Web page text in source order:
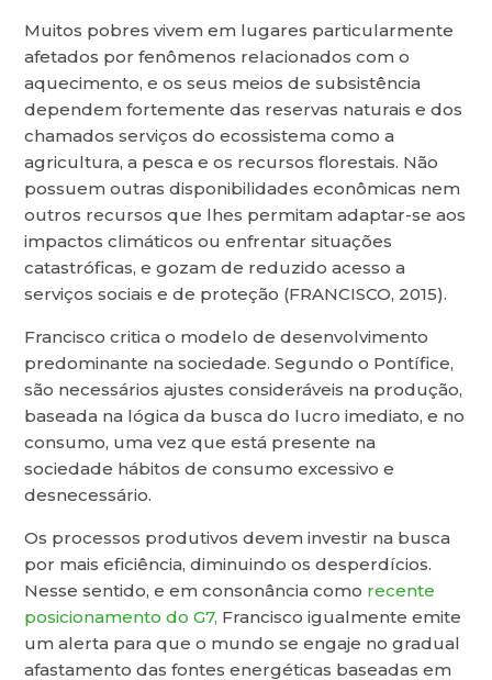
Muitos pobres vivem em lugares particularmente
afetados por fenômenos relacionados com o
aquecimento, e os seus meios de subsistência
dependem fortemente das reservas naturais e dos
chamados serviços do ecossistema como a
agricultura, a pesca e os recursos florestais. Não
possuem outras disponibilidades econômicas nem
outros recursos que lhes permitam adaptar-se aos
impactos climáticos ou enfrentar situações
catastróficas, e gozam de reduzido acesso a
serviços sociais e de proteção (FRANCISCO, 2015).
Francisco critica o modelo de desenvolvimento
predominante na sociedade. Segundo o Pontífice,
são necessários ajustes consideráveis na produção,
baseada na lógica da busca do lucro imediato, e no
consumo, uma vez que está presente na
sociedade hábitos de consumo excessivo e
desnecessário.
Os processos produtivos devem investir na busca
por mais eficiência, diminuindo os desperdícios.
Nesse sentido, e em consonância como recente
posicionamento do G7, Francisco igualmente emite
um alerta para que o mundo se engaje no gradual
afastamento das fontes energéticas baseadas em